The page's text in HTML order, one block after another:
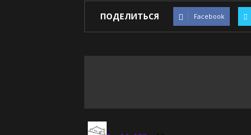
ПОДЕЛИТЬСЯ Facebook